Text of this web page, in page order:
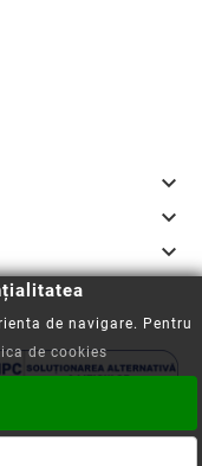



de navigare. Pentru
de cookies